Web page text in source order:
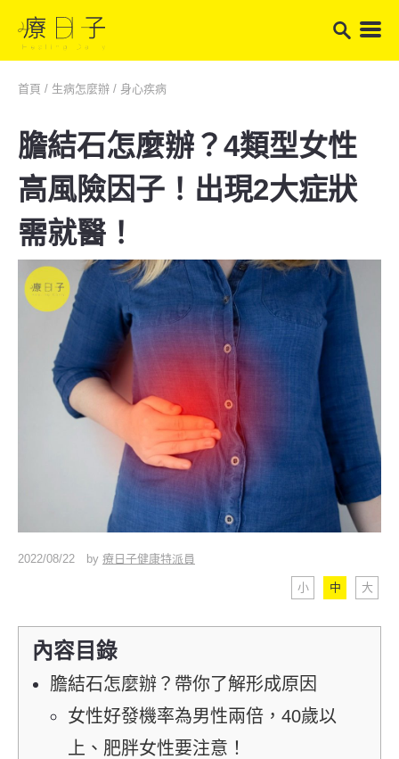
首頁 / 生病怎麼辦 / 身心疾病
膽結石怎麼辦？4類型女性
高風險因子！出現2大症狀
需就醫！
2022/08/22 by 療日子健康特派員
小 中 大
內容目錄
膽結石怎麼辦？帶你了解形成原因
女性好發機率為男性兩倍，40歲以
上、肥胖女性要注意！